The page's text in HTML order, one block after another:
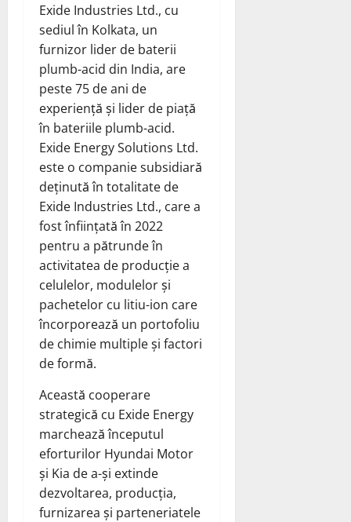
Exide Industries Ltd., cu
sediul în Kolkata, un
furnizor lider de baterii
plumb-acid din India, are
peste 75 de ani de
experiență și lider de piață
în bateriile plumb-acid.
Exide Energy Solutions Ltd.
este o companie subsidiară
deținută în totalitate de
Exide Industries Ltd., care a
fost înființată în 2022
pentru a pătrunde în
activitatea de producție a
celulelor, modulelor și
pachetelor cu litiu-ion care
încorporează un portofoliu
de chimie multiple și factori
de formă.
Această cooperare
strategică cu Exide Energy
marchează începutul
eforturilor Hyundai Motor
și Kia de a-și extinde
dezvoltarea, producția,
furnizarea și parteneriatele